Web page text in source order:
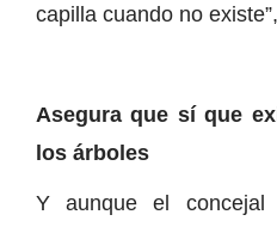
capilla cuando no
Asegura que sí que
los árboles
Y aunque el concejal